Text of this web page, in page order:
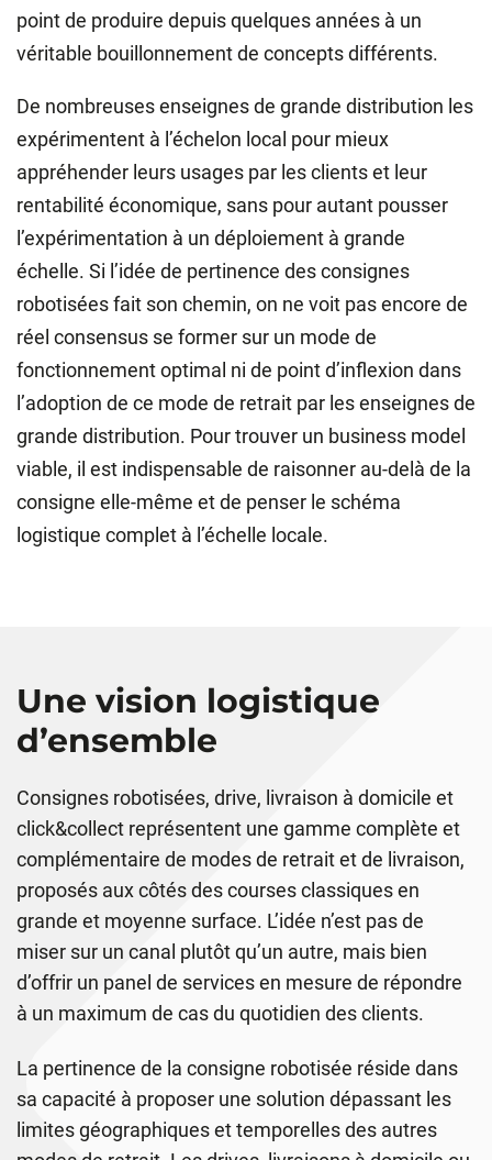
point de produire depuis quelques années à un
véritable bouillonnement de concepts différents.
De nombreuses enseignes de grande distribution les
expérimentent à l’échelon local pour mieux
appréhender leurs usages par les clients et leur
rentabilité économique, sans pour autant pousser
l’expérimentation à un déploiement à grande
échelle. Si l’idée de pertinence des consignes
robotisées fait son chemin, on ne voit pas encore de
réel consensus se former sur un mode de
fonctionnement optimal ni de point d’inflexion dans
l’adoption de ce mode de retrait par les enseignes de
grande distribution. Pour trouver un business model
viable, il est indispensable de raisonner au-delà de la
consigne elle-même et de penser le schéma
logistique complet à l’échelle locale.
Une vision logistique
d’ensemble
Consignes robotisées, drive, livraison à domicile et
click&collect représentent une gamme complète et
complémentaire de modes de retrait et de livraison,
proposés aux côtés des courses classiques en
grande et moyenne surface. L’idée n’est pas de
miser sur un canal plutôt qu’un autre, mais bien
d’offrir un panel de services en mesure de répondre
à un maximum de cas du quotidien des clients.
La pertinence de la consigne robotisée réside dans
sa capacité à proposer une solution dépassant les
limites géographiques et temporelles des autres